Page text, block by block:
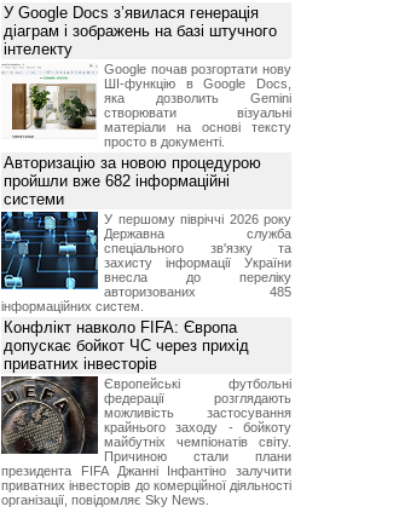
У Google Docs з’явилася генерація
діаграм і зображень на базі штучного
інтелекту
Google почав розгортати нову
ШІ-функцію в Google Docs,
яка дозволить Gemini
створювати візуальні
матеріали на основі тексту
просто в документі.
Авторизацію за новою процедурою
пройшли вже 682 інформаційні
системи
У першому півріччі 2026 року
Державна служба
спеціального зв'язку та
захисту інформації України
внесла до переліку
авторизованих 485
інформаційних систем.
Конфлікт навколо FIFA: Європа
допускає бойкот ЧС через прихід
приватних інвесторів
Європейські футбольні
федерації розглядають
можливість застосування
крайнього заходу - бойкоту
майбутніх чемпіонатів світу.
Причиною стали плани
президента FIFA Джанні Інфантіно залучити
приватних інвесторів до комерційної діяльності
організації, повідомляє Sky News.